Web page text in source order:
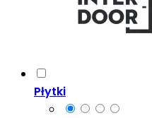
Płytki